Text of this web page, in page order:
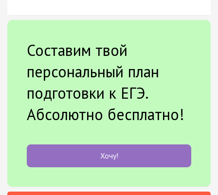
Составим твой
персональный план
подготовки к ЕГЭ.
Абсолютно бесплатно!
Хочу!